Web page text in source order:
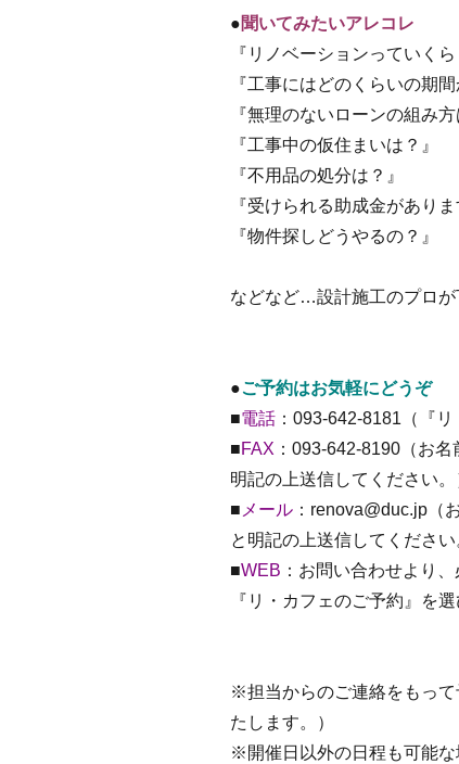
●聞いてみたいアレコレ
『リノベーションっていく
『工事にはどのくらいの期間
『無理のないローンの組み方
『工事中の仮住まいは？』
『不用品の処分は？』
『受けられる助成金がありま
『物件探しどうやるの？』
などなど…設計施工のプロが
●ご予約はお気軽にどうぞ
■電話 ：093-642-8181（『
■FAX ：093-642-8190（お
明記の上送信してください。
■ メール ：renova@duc.jp（
と明記の上送信してください
■WEB ：お問い合わせより
『リ・カフェのご予約』を
※担当からのご連絡をもっ
たします。）
※開催日以外の日程も可能な